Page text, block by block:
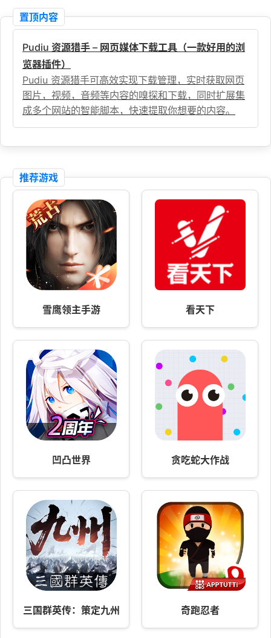
置顶内容
Pudiu 资源猎手 – 网页媒体下载工具（一款好用的浏
览器插件）
Pudiu 资源猎手可高效实现下载管理，实时获取网页
图片，视频，音频等内容的嗅探和下载，同时扩展集
成多个网站的智能脚本，快速提取你想要的内容。
推荐游戏
雪鹰领主手游 看天下
凹凸世界 贪吃蛇大作战
三国群英传：策定九州 奇跑忍者